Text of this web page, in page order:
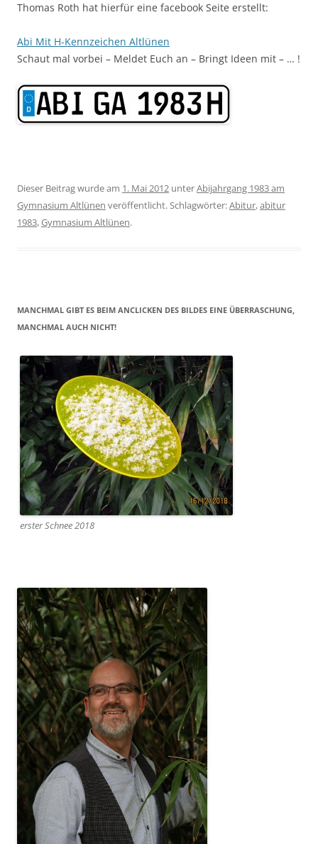
Thomas Roth hat hierfür eine facebook Seite erstellt:
Abi Mit H-Kennzeichen Altlünen
Schaut mal vorbei – Meldet Euch an – Bringt Ideen mit – … !
Dieser Beitrag wurde am 1. Mai 2012 unterAbijahrgang 1983 am
Gymnasium Altlünen veröffentlicht. Schlagwörter:Abitur,abitur
1983,Gymnasium Altlünen.
MANCHMAL GIBT ES BEIM ANCLICKEN DES BILDES EINE ÜBERRASCHUNG,
MANCHMAL AUCH NICHT!
erster Schnee 2018